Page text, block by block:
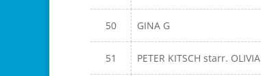
50 GINA G
51 PETER KITSCH starr. OLIVIA